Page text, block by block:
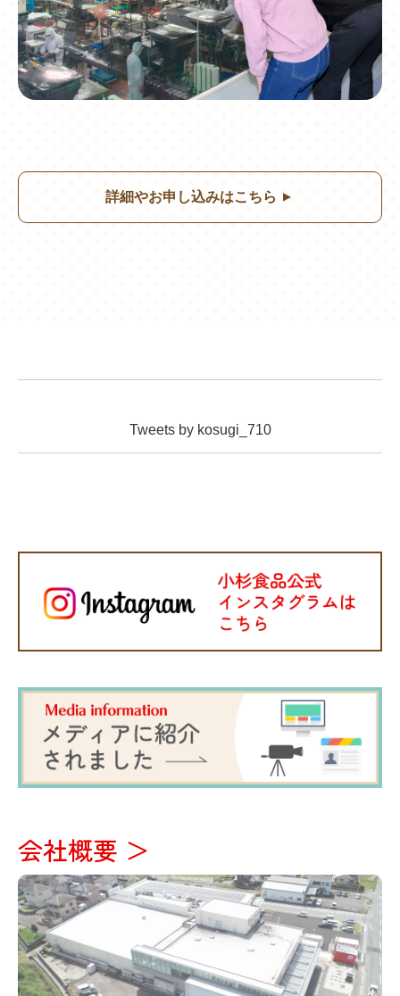
詳細やお申し込みはこちら ▲
Tweets by kosugi_710
会社概要 ＞